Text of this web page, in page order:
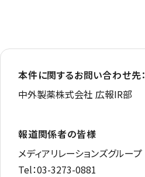
本件に関するお問い合わせ先：
中外製薬株式会社 広報IR部
報道関係者の皆様
メディアリレーションズグループ
Tel：03-3273-0881